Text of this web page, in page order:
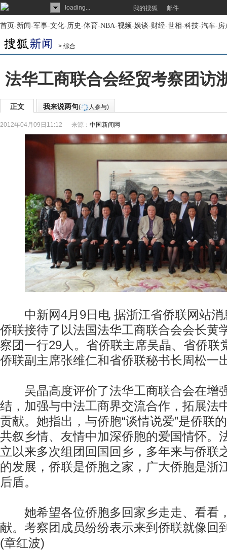
loading... 我的搜狐 邮件
首页-新闻-军事-文化-历史-体育-NBA-视频-娱谈-财经-世相-科技-汽车-房
> 综合
法华工商联合会经贸考察团访
正文 我来说两句( 人参与)
2012年04月09日11:12 来源： 中国新闻网
中新网4月9日电 据浙江省侨联网站消
侨联接待了以法国法华工商联合会会长黄
察团一行29人。省侨联主席吴晶、省侨联
侨联副主席张维仁和省侨联秘书长周松一
吴晶高度评价了法华工商联合会在增
结，加强与中法工商界交流合作，拓展法
贡献。她指出，与侨胞“谈情说爱”是侨联
共叙乡情、友情中加深侨胞的爱国情怀。
立以来多次组团回国回乡，多年来与侨联
的发展，侨联是侨胞之家，广大侨胞是浙
后盾。
她希望各位侨胞多回家乡走走、看看
献。考察团成员纷纷表示来到侨联就像回
(章红波)